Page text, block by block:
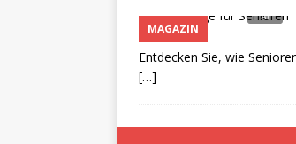
MAGAZIN
Entdecken Sie, wie
[…]